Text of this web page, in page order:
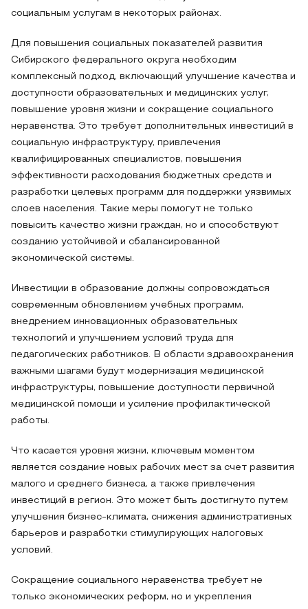
социальным услугам в некоторых районах.
Для повышения социальных показателей развития
Сибирского федерального округа необходим
комплексный подход, включающий улучшение качества и
доступности образовательных и медицинских услуг,
повышение уровня жизни и сокращение социального
неравенства. Это требует дополнительных инвестиций в
социальную инфраструктуру, привлечения
квалифицированных специалистов, повышения
эффективности расходования бюджетных средств и
разработки целевых программ для поддержки уязвимых
слоев населения. Такие меры помогут не только
повысить качество жизни граждан, но и способствуют
созданию устойчивой и сбалансированной
экономической системы.
Инвестиции в образование должны сопровождаться
современным обновлением учебных программ,
внедрением инновационных образовательных
технологий и улучшением условий труда для
педагогических работников. В области здравоохранения
важными шагами будут модернизация медицинской
инфраструктуры, повышение доступности первичной
медицинской помощи и усиление профилактической
работы.
Что касается уровня жизни, ключевым моментом
является создание новых рабочих мест за счет развития
малого и среднего бизнеса, а также привлечения
инвестиций в регион. Это может быть достигнуто путем
улучшения бизнес-климата, снижения административных
барьеров и разработки стимулирующих налоговых
условий.
Сокращение социального неравенства требует не
только экономических реформ, но и укрепления